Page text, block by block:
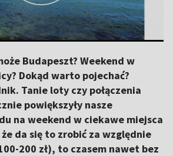
Budapeszt? Weekend w
Dokąd warto pojechać?
Tanie loty czy połączenia
powiększyły nasze
na weekend w ciekawe miejsca
że da się to zrobić za względnie
200 zł), to czasem nawet bez